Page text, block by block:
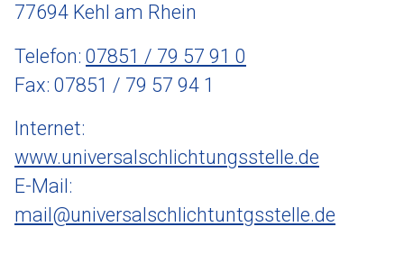
77694 Kehl am Rhein
Telefon: 07851 / 79 57 91 0
Fax: 07851 / 79 57 94 1
Internet:
www.universalschlichtungsstelle.de
E-Mail:
mail@universalschlichtuntgsstelle.de